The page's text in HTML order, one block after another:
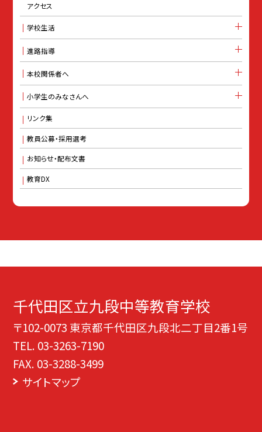
アクセス
学校生活
進路指導
本校関係者へ
小学生のみなさんへ
リンク集
教員公募・採用選考
お知らせ・配布文書
教育DX
千代田区立九段中等教育学校
〒102-0073 東京都千代田区九段北二丁目2番1号
TEL. 03-3263-7190
FAX. 03-3288-3499
サイトマップ